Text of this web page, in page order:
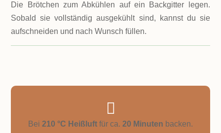
Die Brötchen zum Abkühlen auf ein Backgitter legen.
Sobald sie vollständig ausgekühlt sind, kannst du sie
aufschneiden und nach Wunsch füllen.

Bei 210 °C Heißluft für ca. 20 Minuten backen.